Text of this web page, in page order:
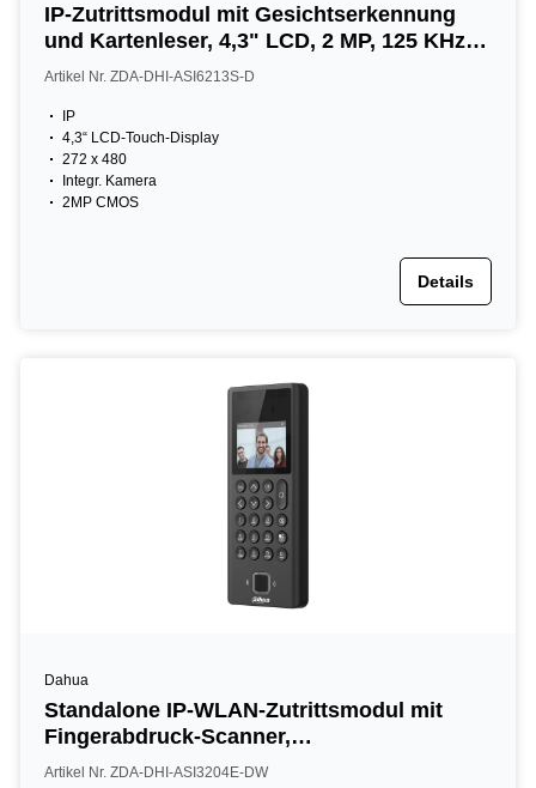
IP-Zutrittsmodul mit Gesichtserkennung
und Kartenleser, 4,3" LCD, 2 MP, 125 KHz,
IP65, schwarz
Artikel Nr. ZDA-DHI-ASI6213S-D
IP
4,3“ LCD-Touch-Display
272 x 480
Integr. Kamera
2MP CMOS
Details
Dahua
Standalone IP-WLAN-Zutrittsmodul mit
Fingerabdruck-Scanner,
Gesichtserkennung, Leser und Tastatur,
Artikel Nr. ZDA-DHI-ASI3204E-DW